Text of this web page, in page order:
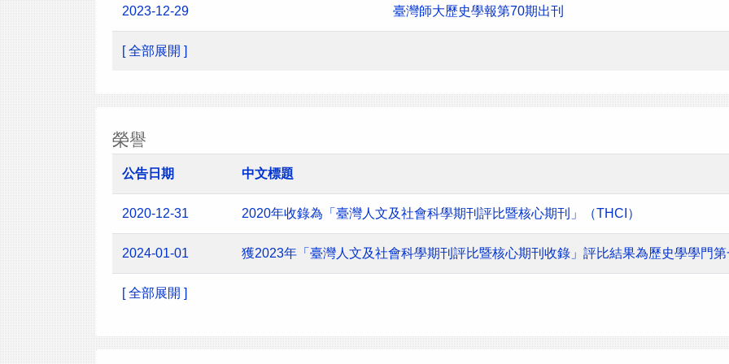
2023-12-29 臺灣師大歷史學報第70期出刊
[ 全部展開 ]
榮譽
公告日期 中文標題
2020-12-31 2020年收錄為「臺灣人文及社會科學期刊評比暨核心期刊」（THCI）
2024-01-01 獲2023年「臺灣人文及社會科學期刊評比暨核心期刊收錄」評比結果為歷史學學門
[ 全部展開 ]